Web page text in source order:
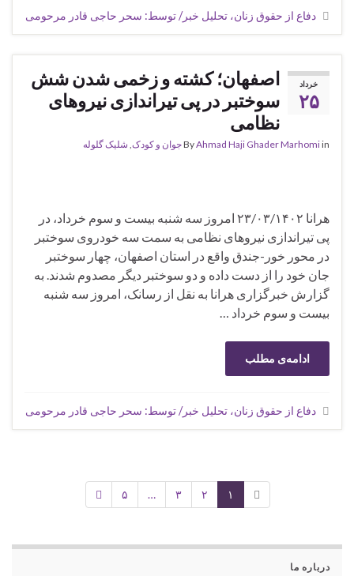
دفاع از حقوق زنان، تحلیل خبر/ توسط: سحر حاجی قادر مرحومی
خرداد
۲۵
اصفهان؛ کشته و زخمی شدن شش
سوختبر در پی تیراندازی نیروهای
نظامی
ByAhmad Haji Ghader Marhomiin جوان و کودک شلیک گلوله
هرانا ۲۳/۰۳/۱۴۰۲ امروز سه‌ شنبه بیست و سوم خرداد، در
پی تیراندازی نیروهای نظامی به سمت سه خودروی سوختبر
در محور خور-جندق واقع در استان اصفهان، چهار سوختبر
جان خود را از دست داده و دو سوختبر دیگر مصدوم شدند. به
گزارش خبرگزاری هرانا به نقل از رسانک، امروز سه‌ شنبه
بیست و سوم خرداد …
ادامه‌ی مطلب
دفاع از حقوق زنان، تحلیل خبر/ توسط: سحر حاجی قادر مرحومی
۱ ۲ ۳ … ۵
درباره ما